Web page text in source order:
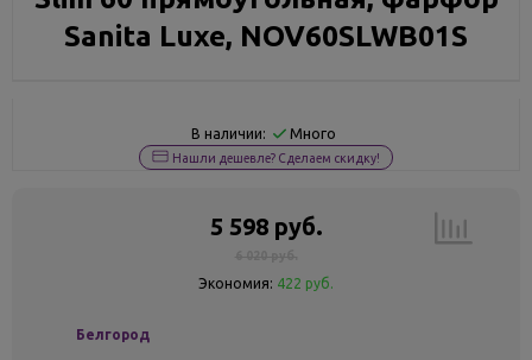
Sanita Luxe, NOV60SLWB01S
В наличии: Много
Нашли дешевле? Сделаем скидку!
5 598 руб.
Экономия: 422 руб.
Белгород